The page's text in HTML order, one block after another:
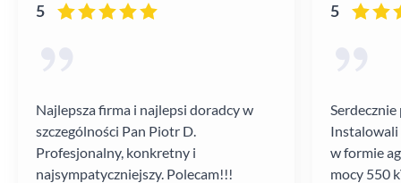
5
Najlepsza firma i najlepsi doradcy w
szczególności Pan Piotr D.
Profesjonalny, konkretny i
najsympatyczniejszy. Polecam!!!
5
Instalowali
w formie
mocy 550